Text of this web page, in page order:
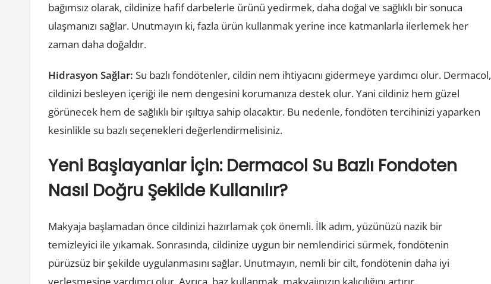
bağımsız olarak, cildinize hafif darbelerle ürünü yedirmek, daha doğal ve sağlıklı bir sonuca
ulaşmanızı sağlar. Unutmayın ki, fazla ürün kullanmak yerine ince katmanlarla ilerlemek her
zaman daha doğaldır.
Hidrasyon Sağlar: Su bazlı fondötenler, cildin nem ihtiyacını gidermeye yardımcı olur. Dermacol,
cildinizi besleyen içeriği ile nem dengesini korumanıza destek olur. Yani cildiniz hem güzel
görünecek hem de sağlıklı bir ışıltıya sahip olacaktır. Bu nedenle, fondöten tercihinizi yaparken
kesinlikle su bazlı seçenekleri değerlendirmelisiniz.
Yeni Başlayanlar İçin: Dermacol Su Bazlı Fondoten
Nasıl Doğru Şekilde Kullanılır?
Makyaja başlamadan önce cildinizi hazırlamak çok önemli. İlk adım, yüzünüzü nazik bir
temizleyici ile yıkamak. Sonrasında, cildinize uygun bir nemlendirici sürmek, fondötenin
pürüzsüz bir şekilde uygulanmasını sağlar. Unutmayın, nemli bir cilt, fondötenin daha iyi
yerleşmesine yardımcı olur. Ayrıca, baz kullanmak, makyajınızın kalıcılığını artırır.